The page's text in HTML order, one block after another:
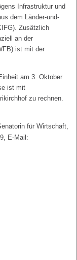
Infrastruktur und
dem Länder-und-
Zusätzlich
an der
ist mit der
am 3. Oktober
ist mit
zu rechnen.
für Wirtschaft,
E-Mail: